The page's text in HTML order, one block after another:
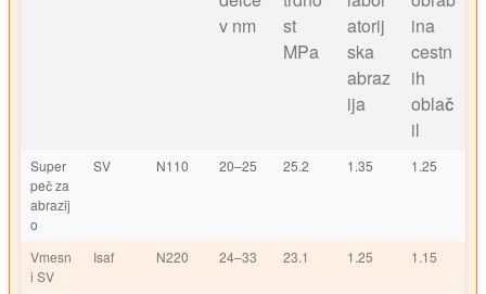
v nm
st
MPa
atorij
ska
abraz
ija
ina
cestn
ih
oblač
il
Super
peč za
abrazij
o
SV N110 20–25 25.2 1.35 1.25
Vmesn
i SV
Isaf N220 24–33 23.1 1.25 1.15